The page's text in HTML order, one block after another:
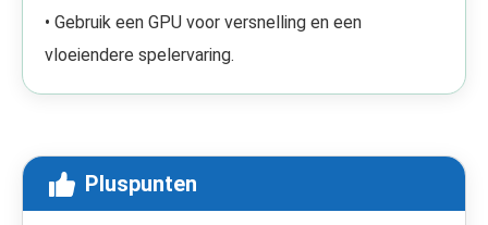
• Gebruik een GPU voor versnelling en een
vloeiendere spelervaring.
Pluspunten